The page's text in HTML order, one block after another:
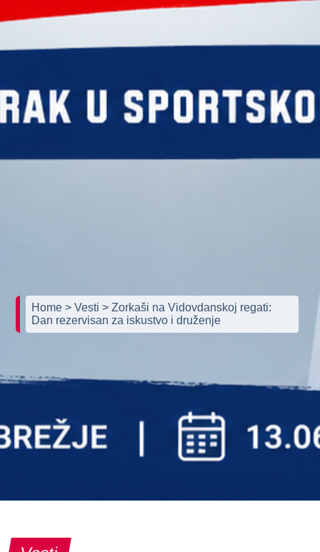
Home> Vesti> Zorkaši na Vidovdanskoj regati:
Dan rezervisan za iskustvo i druženje